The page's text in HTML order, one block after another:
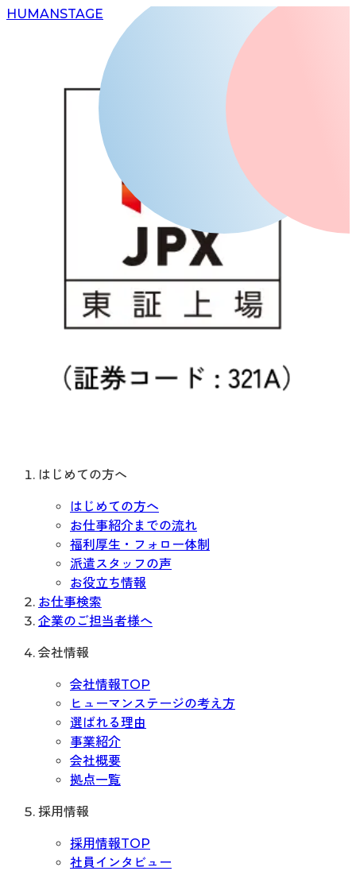
HUMANSTAGE
はじめての方へ
はじめての方へ
お仕事紹介までの流れ
福利厚生・フォロー体制
派遣スタッフの声
お役立ち情報
お仕事検索
企業のご担当者様へ
会社情報
会社情報TOP
ヒューマンステージの考え方
選ばれる理由
事業紹介
会社概要
拠点一覧
採用情報
採用情報TOP
社員インタビュー